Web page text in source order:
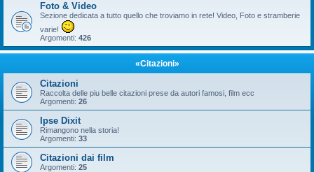
Foto & Video
Sezione dedicata a tutto quello che troviamo in rete! Video, Foto e stramberie
varie!
Argomenti: 426
«Citazioni»
Citazioni
Raccolta delle piu belle citazioni prese da autori famosi, film ecc
Argomenti: 26
Ipse Dixit
Rimangono nella storia!
Argomenti: 33
Citazioni dai film
Argomenti: 25